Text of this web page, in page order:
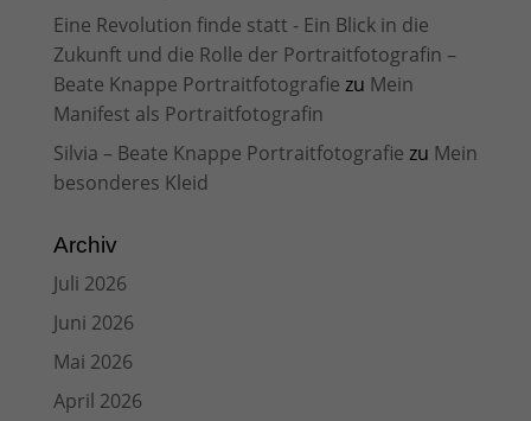
Eine Revolution finde statt - Ein Blick in die
Zukunft und die Rolle der Portraitfotografin –
Beate Knappe Portraitfotografie zu Mein
Manifest als Portraitfotografin
Silvia – Beate Knappe Portraitfotografie zu Mein
besonderes Kleid
Archiv
Juli 2026
Juni 2026
Mai 2026
April 2026